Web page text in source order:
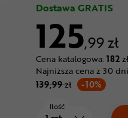
Dostawa GRATIS
125,99 zł
Cena katalogowa: 182zł
-10%
Najniższa cena z 30
139,99zł
Ilość